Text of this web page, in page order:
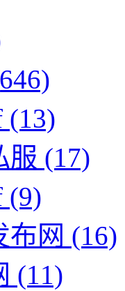
(13)
服 (17)
(9)
布网 (16)
(11)